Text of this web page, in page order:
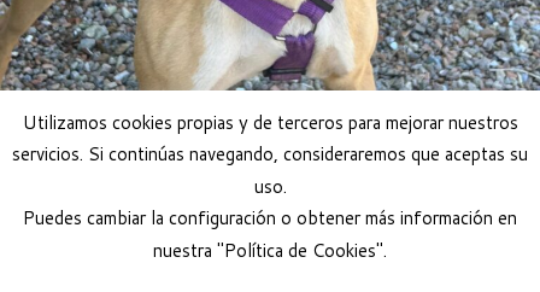
Utilizamos cookies propias y de terceros para mejorar nuestros
servicios. Si continúas navegando, consideraremos que aceptas su
uso.
Puedes cambiar la configuración o obtener más información en
nuestra "Política de Cookies".